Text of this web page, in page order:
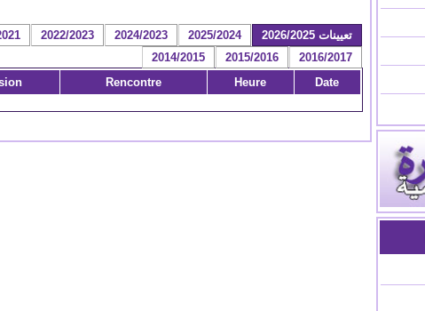
تعيينات 2026/2025 2025/2024
2024/2023
2022/2023
2016/2017
2015/2016
2014/2015
Date
Heure
Rencontre